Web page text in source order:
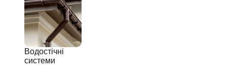
Водостічні
системи